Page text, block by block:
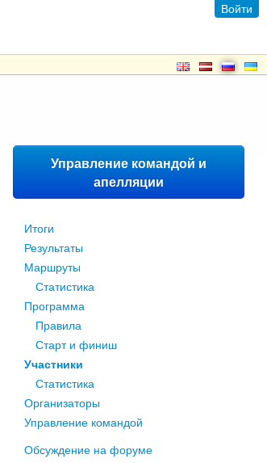
Войти
Управление командой и
апелляции
Итоги
Результаты
Маршруты
Статистика
Программа
Правила
Старт и финиш
Участники
Статистика
Организаторы
Управление командой
Обсуждение на форуме